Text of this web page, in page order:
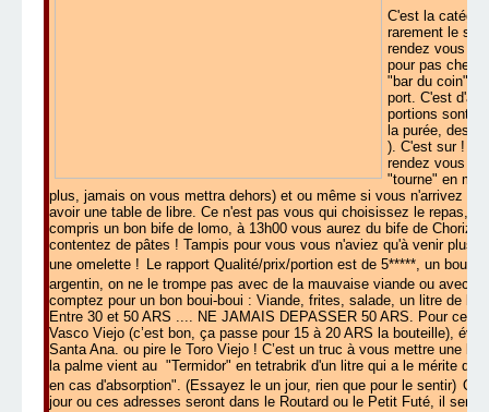
C'est la
rarement le
rendez vous
pour pas cher
"bar du coin"
port. C'est
portions sont
la purée, des
). C'est sur !
rendez vous
"tourne" en
plus, jamais on vous mettra dehors) et ou même si vous n'arrivez
avoir une table de libre. Ce n'est pas vous qui choisissez le repas,
compris un bon bife de lomo, à 13h00 vous aurez du bife de
contentez de pâtes ! Tampis pour vous vous n'aviez qu'à venir plus
une omelette ! Le rapport Qualité/prix/portion est de 5*****, un boui-
argentin, on ne le trompe pas avec de la mauvaise viande ou avec
comptez pour un bon boui-boui : Viande, frites, salade, un litre de
Entre 30 et 50 ARS .... NE JAMAIS DEPASSER 50 ARS. Pour
Vasco Viejo (c’est bon, ça passe pour 15 à 20 ARS la bouteille),
Santa Ana. ou pire le Toro Viejo ! C’est un truc à vous mettre une
la palme vient au "Termidor" en tetrabrik d'un litre qui a le mérite de
en cas d'absorption". (Essayez le un jour, rien que pour le sentir)
jour ou ces adresses seront dans le Routard ou le Petit Futé, il sera